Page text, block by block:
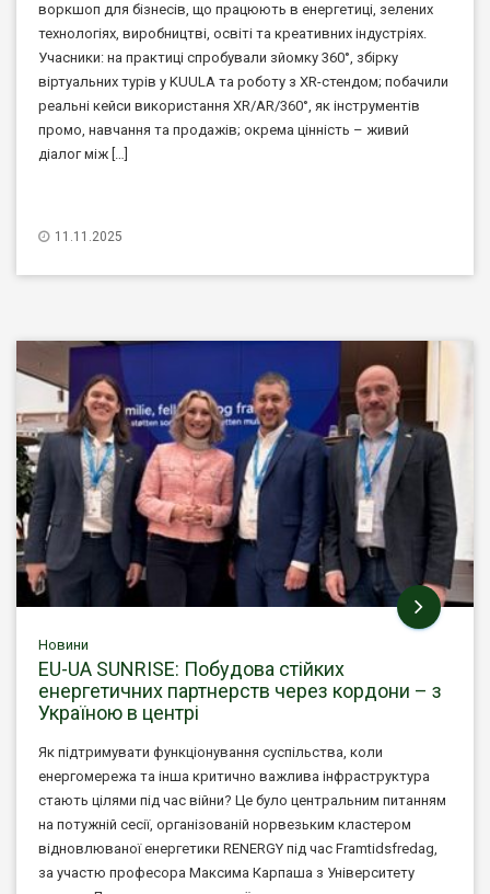
воркшоп для бізнесів, що працюють в енергетиці, зелених
технологіях, виробництві, освіті та креативних індустріях.
Учасники: на практиці спробували зйомку 360°, збірку
віртуальних турів у KUULA та роботу з XR-стендом; побачили
реальні кейси використання XR/AR/360°, як інструментів
промо, навчання та продажів; окрема цінність – живий
діалог між […]
11.11.2025
Новини
EU-UA SUNRISE: Побудова стійких
енергетичних партнерств через кордони – з
Україною в центрі
Як підтримувати функціонування суспільства, коли
енергомережа та інша критично важлива інфраструктура
стають цілями під час війни? Це було центральним питанням
на потужній сесії, організованій норвезьким кластером
відновлюваної енергетики RENERGY під час Framtidsfredag,
за участю професора Максима Карпаша з Університету